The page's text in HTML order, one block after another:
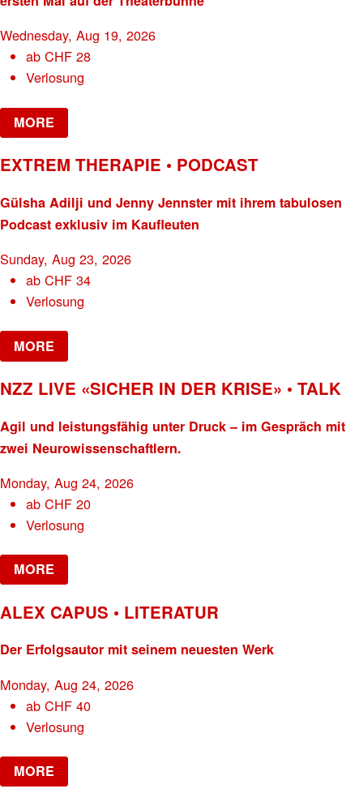
Wednesday, Aug 19, 2026
abCHF 28
Verlosung
MORE
EXTREM THERAPIE • PODCAST
Gülsha Adilji und Jenny Jennster mit ihrem tabulosen
Podcast exklusiv im Kaufleuten
Sunday, Aug 23, 2026
abCHF 34
Verlosung
MORE
NZZ LIVE «SICHER IN DER KRISE» • TALK
Agil und leistungsfähig unter Druck – im Gespräch mit
zwei Neurowissenschaftlern.
Monday, Aug 24, 2026
abCHF 20
Verlosung
MORE
ALEX CAPUS • LITERATUR
Der Erfolgsautor mit seinem neuesten Werk
Monday, Aug 24, 2026
abCHF 40
Verlosung
MORE